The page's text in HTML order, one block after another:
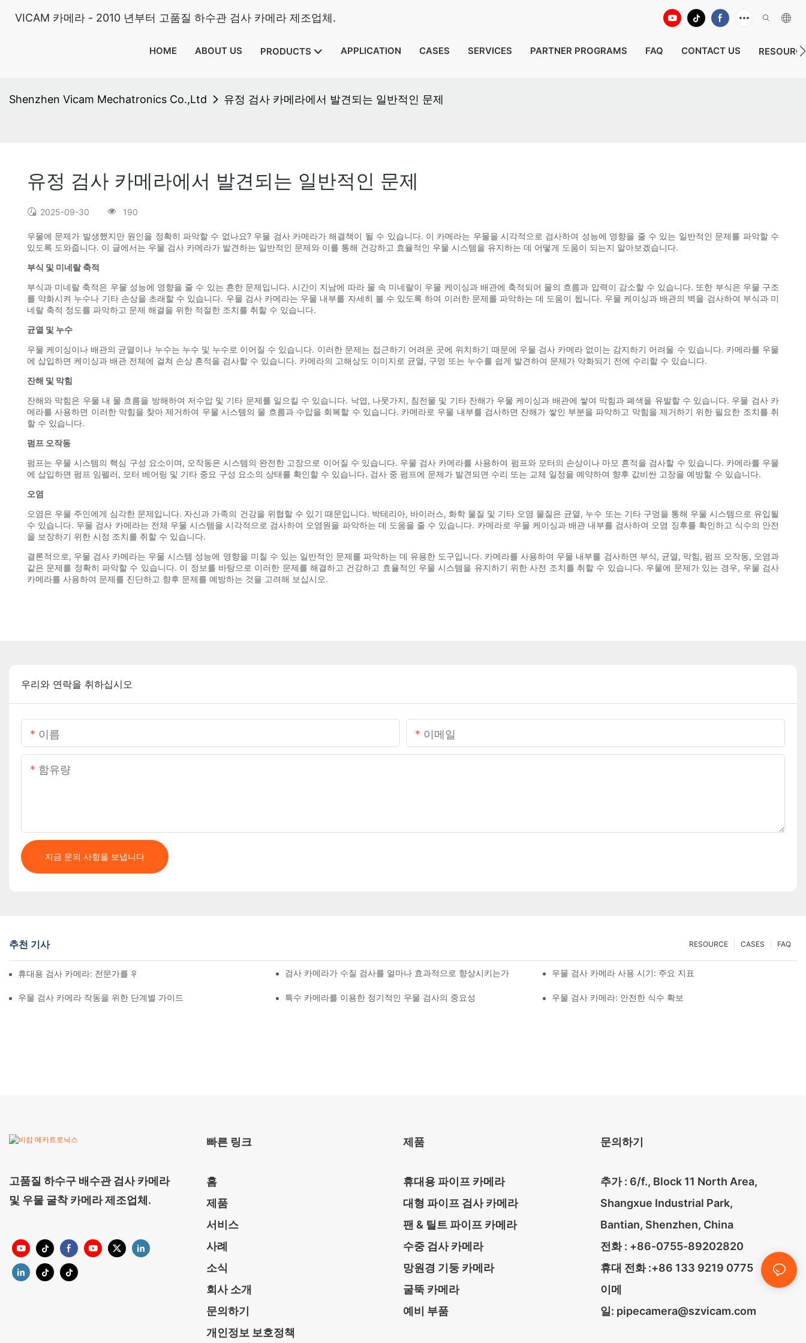
VICAM 카메라 - 2010 년부터 고품질 하수관 검사 카메라 제조업체.
HOME ABOUT US PRODUCTS APPLICATION CASES SERVICES PARTNER PROGRAMS FAQ CONTACT US
Shenzhen Vicam Mechatronics Co.,Ltd 유정 검사 카메라에서 발견되는 일반적인 문제
유정 검사 카메라에서 발견되는 일반적인 문제
2025-09-30 190
우물에 문제가 발생했지만 원인을 정확히 파악할 수 없나요? 우물 검사 카메라가 해결책이 될 수 있습니다. 이 카메라는 우물을 시각적으로 검사하여 성능에 영향을 줄 수 있는 일반적인 문제를 파악할 수
있도록 도와줍니다. 이 글에서는 우물 검사 카메라가 발견하는 일반적인 문제와 이를 통해 건강하고 효율적인 우물 시스템을 유지하는 데 어떻게 도움이 되는지 알아보겠습니다.
부식 및 미네랄 축적
부식과 미네랄 축적은 우물 성능에 영향을 줄 수 있는 흔한 문제입니다. 시간이 지남에 따라 물 속 미네랄이 우물 케이싱과 배관에 축적되어 물의 흐름과 압력이 감소할 수 있습니다. 또한 부식은 우물 구조
를 약화시켜 누수나 기타 손상을 초래할 수 있습니다. 우물 검사 카메라는 우물 내부를 자세히 볼 수 있도록 하여 이러한 문제를 파악하는 데 도움이 됩니다. 우물 케이싱과 배관의 벽을 검사하여 부식과 미
네랄 축적 정도를 파악하고 문제 해결을 위한 적절한 조치를 취할 수 있습니다.
균열 및 누수
우물 케이싱이나 배관의 균열이나 누수는 누수 및 누수로 이어질 수 있습니다. 이러한 문제는 접근하기 어려운 곳에 위치하기 때문에 우물 검사 카메라 없이는 감지하기 어려울 수 있습니다. 카메라를 우물
에 삽입하면 케이싱과 배관 전체에 걸쳐 손상 흔적을 검사할 수 있습니다. 카메라의 고해상도 이미지로 균열, 구멍 또는 누수를 쉽게 발견하여 문제가 악화되기 전에 수리할 수 있습니다.
잔해 및 막힘
잔해와 막힘은 우물 내 물 흐름을 방해하여 저수압 및 기타 문제를 일으킬 수 있습니다. 낙엽, 나뭇가지, 침전물 및 기타 잔해가 우물 케이싱과 배관에 쌓여 막힘과 폐색을 유발할 수 있습니다. 우물 검사 카
메라를 사용하면 이러한 막힘을 찾아 제거하여 우물 시스템의 물 흐름과 수압을 회복할 수 있습니다. 카메라로 우물 내부를 검사하면 잔해가 쌓인 부분을 파악하고 막힘을 제거하기 위한 필요한 조치를 취
할 수 있습니다.
펌프 오작동
펌프는 우물 시스템의 핵심 구성 요소이며, 오작동은 시스템의 완전한 고장으로 이어질 수 있습니다. 우물 검사 카메라를 사용하여 펌프와 모터의 손상이나 마모 흔적을 검사할 수 있습니다. 카메라를 우물
에 삽입하면 펌프 임펠러, 모터 베어링 및 기타 중요 구성 요소의 상태를 확인할 수 있습니다. 검사 중 펌프에 문제가 발견되면 수리 또는 교체 일정을 예약하여 향후 값비싼 고장을 예방할 수 있습니다.
오염
오염은 우물 주인에게 심각한 문제입니다. 자신과 가족의 건강을 위협할 수 있기 때문입니다. 박테리아, 바이러스, 화학 물질 및 기타 오염 물질은 균열, 누수 또는 기타 구멍을 통해 우물 시스템으로 유입될
수 있습니다. 우물 검사 카메라는 전체 우물 시스템을 시각적으로 검사하여 오염원을 파악하는 데 도움을 줄 수 있습니다. 카메라로 우물 케이싱과 배관 내부를 검사하여 오염 징후를 확인하고 식수의 안전
을 보장하기 위한 시정 조치를 취할 수 있습니다.
결론적으로, 우물 검사 카메라는 우물 시스템 성능에 영향을 미칠 수 있는 일반적인 문제를 파악하는 데 유용한 도구입니다. 카메라를 사용하여 우물 내부를 검사하면 부식, 균열, 막힘, 펌프 오작동, 오염과
같은 문제를 정확히 파악할 수 있습니다. 이 정보를 바탕으로 이러한 문제를 해결하고 건강하고 효율적인 우물 시스템을 유지하기 위한 사전 조치를 취할 수 있습니다. 우물에 문제가 있는 경우, 우물 검사
카메라를 사용하여 문제를 진단하고 향후 문제를 예방하는 것을 고려해 보십시오.
우리와 연락을 취하십시오
이름 이메일
함유량
지금 문의 사항을 보냅니다
추천 기사 FAQ
CASES
RESOURCE
휴대용 검사 카메라: 전문가를 위한 필수 도구 검사 카메라가 수질 검사를 얼마나 효과적으로 향상시키는가 우물 검사 카메라 사용 시기: 주요 지표
우물 검사 카메라 작동을 위한 단계별 가이드 특수 카메라를 이용한 정기적인 우물 검사의 중요성 우물 검사 카메라: 안전한 식수 확보
고품질 하수구 배수관 검사 카메라
및 우물 굴착 카메라 제조업체.
빠른 링크
홈
제품
서비스
사례
소식
회사 소개
문의하기
개인정보 보호정책
제품
휴대용 파이프 카메라
대형 파이프 검사 카메라
팬 & 틸트 파이프 카메라
수중 검사 카메라
망원경 기둥 카메라
굴뚝 카메라
예비 부품
문의하기
추가 : 6/f., Block 11 North Area,
Shangxue Industrial Park,
Bantian, Shenzhen, China
전화 : +86-0755-89202820
휴대 전화 :+86 133 9219 0775
이메
일: pipecamera@szvicam.com